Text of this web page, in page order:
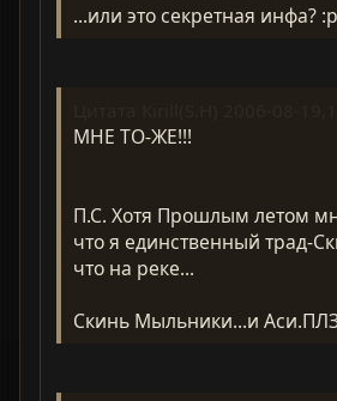
...или это секретная инфа?
МНЕ ТО-ЖЕ!!!
П.С. Хотя Прошлым летом
что я единственный трад-
что на реке...
Скинь Мыльники...и